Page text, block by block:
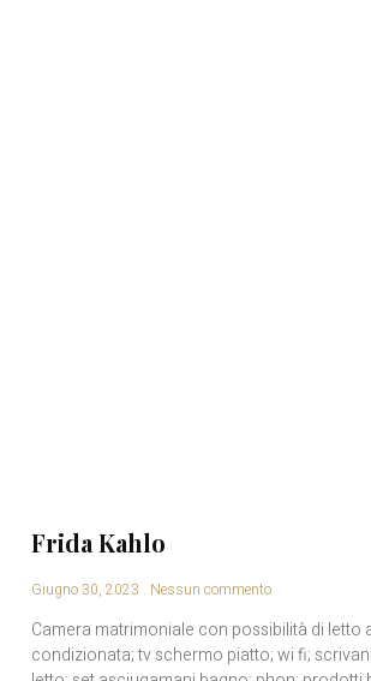
Frida Kahlo
Giugno 30, 2023 Nessun commento
Camera matrimoniale con possibilità di letto
condizionata; tv schermo piatto; wi fi;